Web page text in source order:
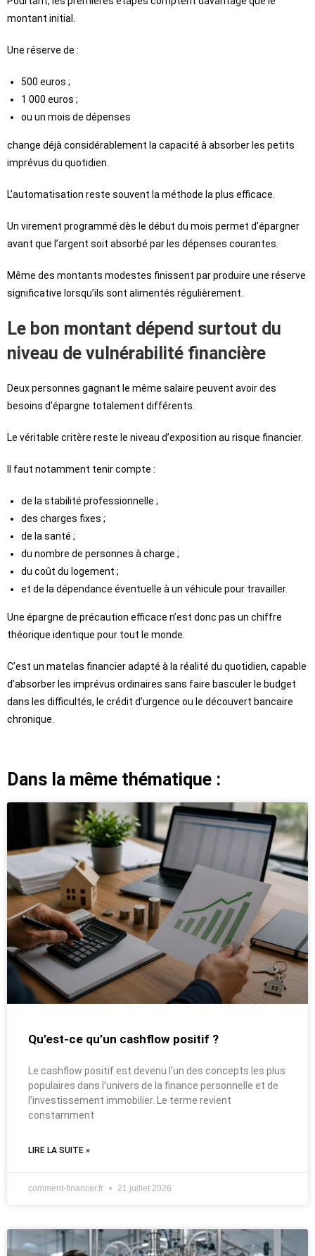
montant initial.
Une réserve de :
500 euros ;
1 000 euros ;
ou un mois de dépenses
change déjà considérablement la capacité à absorber les petits
imprévus du quotidien.
L’automatisation reste souvent la méthode la plus efficace.
Un virement programmé dès le début du mois permet d’épargner
avant que l’argent soit absorbé par les dépenses courantes.
Même des montants modestes finissent par produire une réserve
significative lorsqu’ils sont alimentés régulièrement.
Le bon montant dépend surtout du
niveau de vulnérabilité financière
Deux personnes gagnant le même salaire peuvent avoir des
besoins d’épargne totalement différents.
Le véritable critère reste le niveau d’exposition au risque financier.
Il faut notamment tenir compte :
de la stabilité professionnelle ;
des charges fixes ;
de la santé ;
du nombre de personnes à charge ;
du coût du logement ;
et de la dépendance éventuelle à un véhicule pour travailler.
Une épargne de précaution efficace n’est donc pas un chiffre
théorique identique pour tout le monde.
C’est un matelas financier adapté à la réalité du quotidien, capable
d’absorber les imprévus ordinaires sans faire basculer le budget
dans les difficultés, le crédit d’urgence ou le découvert bancaire
chronique.
Dans la même thématique :
Qu’est-ce qu’un cashflow positif ?
Le cashflow positif est devenu l’un des concepts les plus
populaires dans l’univers de la finance personnelle et de
l’investissement immobilier. Le terme revient
constamment
LIRE LA SUITE »
comment-financer.fr 21 juillet 2026